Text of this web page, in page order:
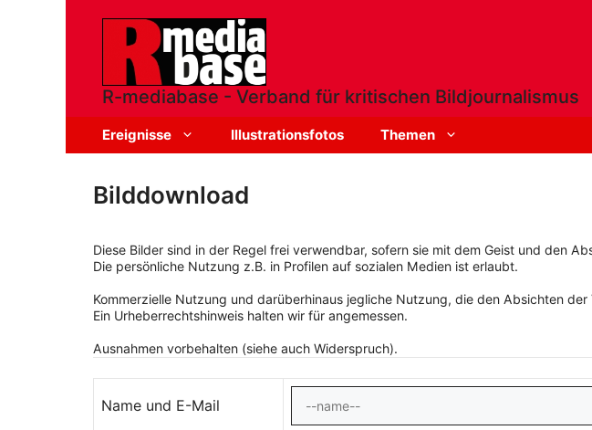
R-mediabase - Verband für kritischen Bildjournalismus
Ereignisse Illustrationsfotos Themen
Bilddownload
Diese Bilder sind in der Regel frei verwendbar, sofern sie mit dem Geist und den
Die persönliche Nutzung z.B. in Profilen auf sozialen Medien ist erlaubt.
Kommerzielle Nutzung und darüberhinaus jegliche Nutzung, die den Absichten
Ein Urheberrechtshinweis halten wir für angemessen.
Ausnahmen vorbehalten (siehe auch Widerspruch).
Name und E-Mail